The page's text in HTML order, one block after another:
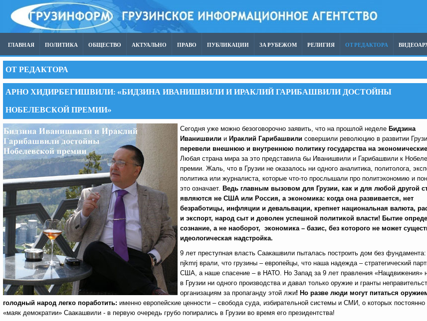
ГЛАВНАЯ ПОЛИТИКА ОБЩЕСТВО АКТУАЛЬНО ПРАВО ПУБЛИКАЦИИ ЗА РУБЕЖОМ РЕЛИГИЯ ОТ РЕДАКТОРА
ОТ РЕДАКТОРА
АРНО ХИДИРБЕГИШВИЛИ: «БИДЗИНА ИВАНИШВИЛИ И ИРАКЛИЙ ГАРИБАШВИЛИ ДОСТОЙНЫ
НОБЕЛЕВСКОЙ ПРЕМИИ»
Сегодня уже можно безоговорочно заявить, что на прошлой неделе Бидзина
Иванишвили и Ираклий Гарибашвили совершили революцию в развитии
перевели внешнюю и внутреннюю политику государства на
Любая страна мира за это представила бы Иванишвили и Гарибашвили к
премии. Жаль, что в Грузии не оказалось ни одного аналитика, политолога,
политика или журналиста, которые что-то прослышали про политэкономию и
это означает. Ведь главным вызовом для Грузии, как и для любой другой
являются не США или Россия, а экономика: когда она развивается, нет
безработицы, инфляции и девальвации, крепнет национальная валюта,
и экспорт, народ сыт и доволен успешной политикой власти! Бытие
сознание, а не наоборот, экономика – базис, без которого не может
идеологическая надстройка.
9 лет преступная власть Саакашвили пыталась построить дом без
njkmrj врали, что грузины – европейцы, что наша надежда – стратегический
США, а наше спасение – в НАТО. Но Запад за 9 лет правления «Нацдвижения»
в Грузии ни одного производства и давал только оружие и гранты
организациям за пропаганду этой лжи! Но разве люди могут питаться
голодный народ легко поработить: именно европейские ценности – свобода суда, избирательной системы и СМИ, о которых постоянно
«маяк демократии» Саакашвили - в первую очередь грубо попирались в Грузии во время его президентства!